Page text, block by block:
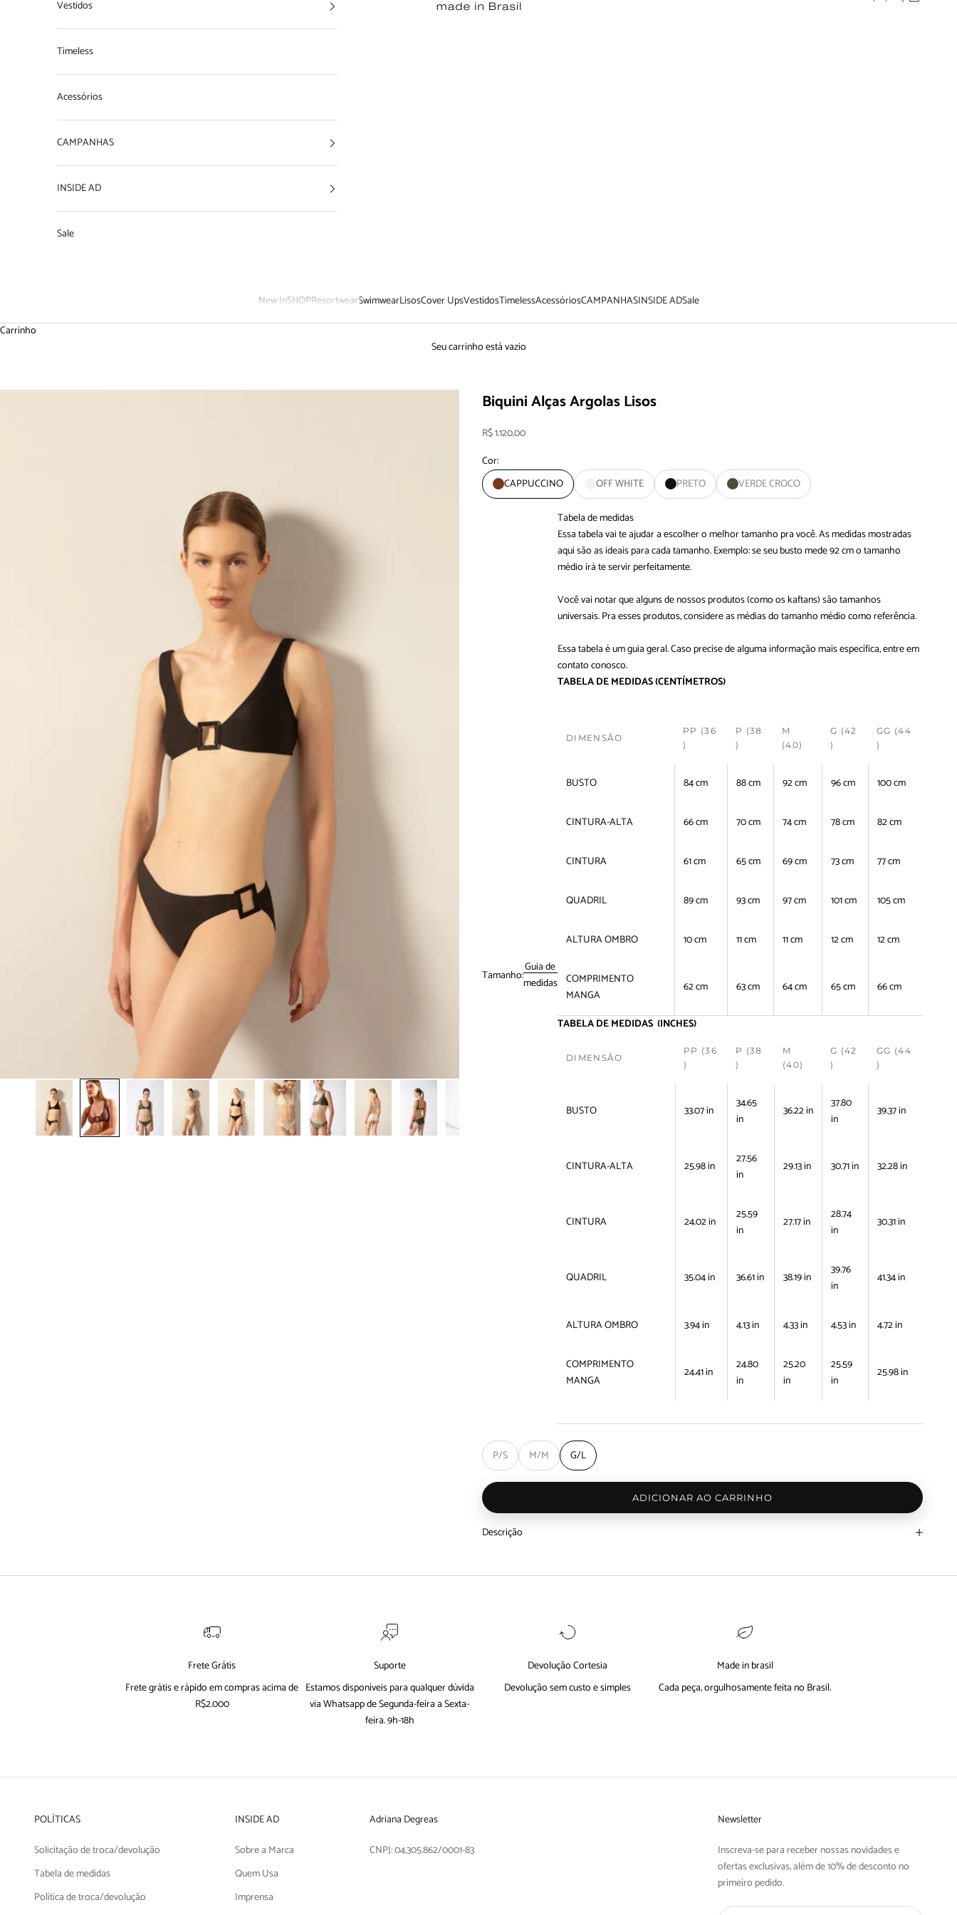
New InSHOPResortwearSwimwearLisosCover UpsVestidosTimelessAcessóriosCAMPANHASINSIDE ADSale
Vestidos
Timeless
Acessórios
CAMPANHAS
INSIDE AD
Sale
Carrinho
Seu carrinho está vazio
Biquini Alças Argolas Lisos
Preço promocional
R$ 1.120,00
Cor:
CAPPUCCINO
OFF WHITE PRETO VERDE CROCO
Tamanho:Guia de
medidas
Tabela de medidas
Essa tabela vai te ajudar a escolher o melhor tamanho pra você. As medidas mostradas
aqui são as ideais para cada tamanho. Exemplo: se seu busto mede 92 cm o tamanho
médio irá te servir perfeitamente.
Você vai notar que alguns de nossos produtos (como os kaftans) são tamanhos
universais. Pra esses produtos, considere as médias do tamanho médio como referência.
Essa tabela é um guia geral. Caso precise de alguma informação mais específica, entre em
contato conosco.
TABELA DE MEDIDAS(CENTÍMETROS)
DIMENSÃO
PP (36
)
P (38
)
M
(40)
G (42
)
GG (44
)
BUSTO 84 cm 88 cm 92 cm 96 cm 100 cm
CINTURA-ALTA 66 cm 70 cm 74 cm 78 cm 82 cm
CINTURA 61 cm 65 cm 69 cm 73 cm 77 cm
QUADRIL 89 cm 93 cm 97 cm 101 cm 105 cm
ALTURA OMBRO 10 cm 11 cm 11 cm 12 cm 12 cm
COMPRIMENTO
MANGA
62 cm 63 cm 64 cm 65 cm 66 cm
TABELA DE MEDIDAS (INCHES)
DIMENSÃO
PP (36
)
P (38
)
M
(40)
G (42
)
GG (44
)
BUSTO 33.07 in
34.65
in
36.22 in
37.80
in
39.37 in
CINTURA-ALTA 25.98 in
27.56
in
29.13 in 30.71 in 32.28 in
CINTURA 24.02 in
25.59
in
27.17 in
28.74
in
30.31 in
QUADRIL 35.04 in 36.61 in 38.19 in
39.76
in
41.34 in
ALTURA OMBRO 3.94 in 4.13 in 4.33 in 4.53 in 4.72 in
COMPRIMENTO
MANGA
24.41 in
24.80
in
25.20
in
25.59
in
25.98 in
P/S M/M G/L
ADICIONAR AO CARRINHO
Descrição
Frete Grátis
Frete grátis e rápido em compras acima de
R$2.000
Suporte
Estamos disponíveis para qualquer dúvida
viaWhatsappde Segunda-feira a Sexta-
feira. 9h-18h
Devolução Cortesia
Devolução sem custo e simples
Made in brasil
Cada peça, orgulhosamente feita no Brasil.
POLÍTICAS
Solicitação de troca/devolução
Tabela de medidas
Política de troca/devolução
INSIDE AD
Sobre a Marca
Quem Usa
Imprensa
Adriana Degreas
CNPJ: 04.305.862/0001-83
Newsletter
Inscreva-se para receber nossas novidades e
ofertas exclusivas, além de 10% de desconto no
primeiro pedido.